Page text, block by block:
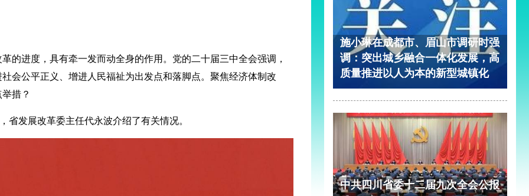
的进度，具有牵一发而动全身的作用。党的二十届三中全会强调，
会公平正义、增进人民福祉为出发点和落脚点。聚焦经济体制改
措？
发展改革委主任代永波介绍了有关情况。
施小琳在成都市、眉山市调研时强
调：突出城乡融合一体化发展，高
质量推进以人为本的新型城镇化
中共四川省委十二届九次全会公报